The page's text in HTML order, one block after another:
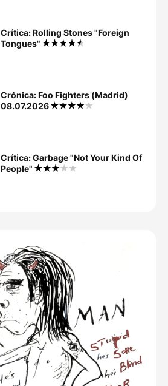
Crítica: Rolling Stones "Foreign
Tongues"
Crónica: Foo Fighters (Madrid)
08.07.2026
Crítica: Garbage "Not Your Kind Of
People"